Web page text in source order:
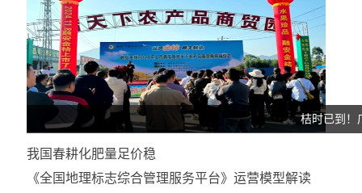
桔时已到！
我国春耕化肥量足价稳
《全国地理标志综合管理服务平台》运营模型解读